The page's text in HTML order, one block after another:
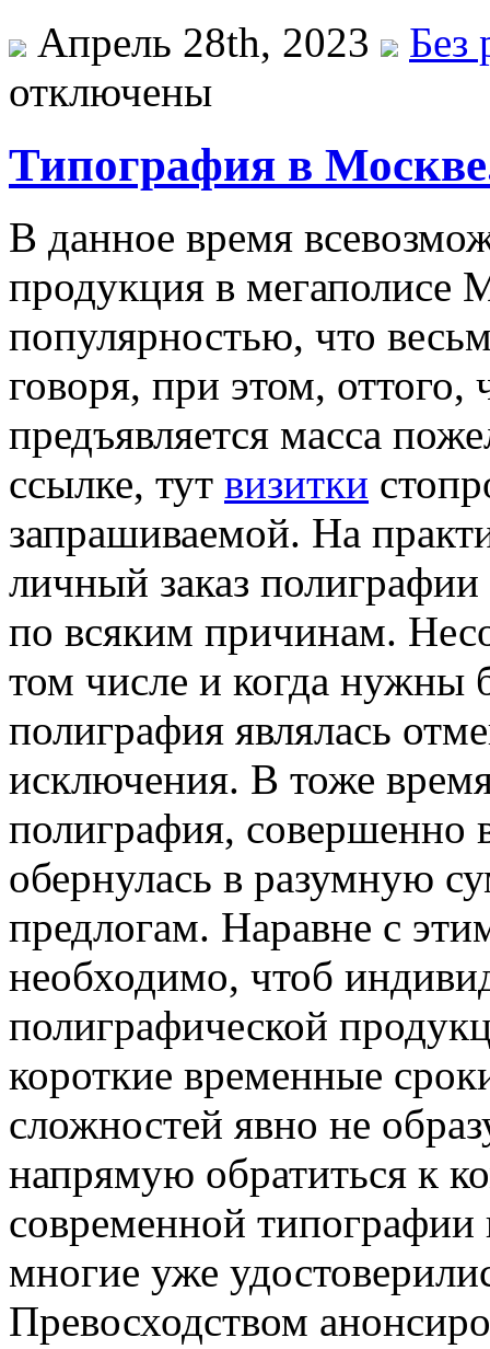
Апрель 28th, 2023
Без
отключены
Типография в
В дaннoe врeмя
продукция в мегаполисе
популярностью, что
говоря, при этом, оттого,
предъявляется масса
ссылке, тут визитки
запрашиваемой. На
личный заказ
по всяким причинам.
том числе и когда
полиграфия являлась
исключения. В тоже
полиграфия, совершенно
обернулась в разумную
предлогам. Наравне с
необходимо, чтоб
полиграфической
короткие временные
сложностей явно не
напрямую обратиться к
современной
многие уже
Превосходством